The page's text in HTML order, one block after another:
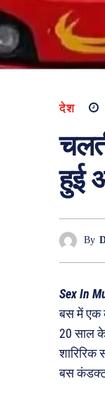
देश
हुई
By
Sex In
बस में एक
20 साल
शारिरिक
बस